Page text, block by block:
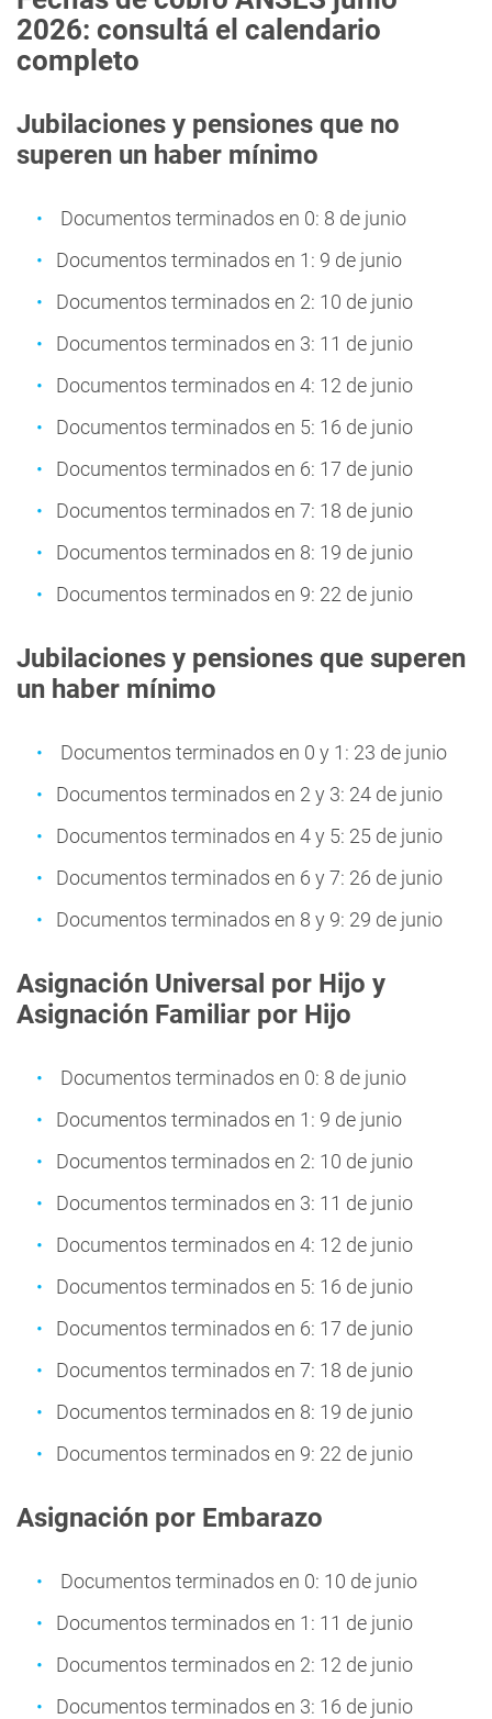
2026: consultá el calendario
completo
Jubilaciones y pensiones que no
superen un haber mínimo
Documentos terminados en 0: 8 de junio
Documentos terminados en 1: 9 de junio
Documentos terminados en 2: 10 de junio
Documentos terminados en 3: 11 de junio
Documentos terminados en 4: 12 de junio
Documentos terminados en 5: 16 de junio
Documentos terminados en 6: 17 de junio
Documentos terminados en 7: 18 de junio
Documentos terminados en 8: 19 de junio
Documentos terminados en 9: 22 de junio
Jubilaciones y pensiones que superen
un haber mínimo
Documentos terminados en 0 y 1: 23 de junio
Documentos terminados en 2 y 3: 24 de junio
Documentos terminados en 4 y 5: 25 de junio
Documentos terminados en 6 y 7: 26 de junio
Documentos terminados en 8 y 9: 29 de junio
Asignación Universal por Hijo y
Asignación Familiar por Hijo
Documentos terminados en 0: 8 de junio
Documentos terminados en 1: 9 de junio
Documentos terminados en 2: 10 de junio
Documentos terminados en 3: 11 de junio
Documentos terminados en 4: 12 de junio
Documentos terminados en 5: 16 de junio
Documentos terminados en 6: 17 de junio
Documentos terminados en 7: 18 de junio
Documentos terminados en 8: 19 de junio
Documentos terminados en 9: 22 de junio
Asignación por Embarazo
Documentos terminados en 0: 10 de junio
Documentos terminados en 1: 11 de junio
Documentos terminados en 2: 12 de junio
Documentos terminados en 3: 16 de junio